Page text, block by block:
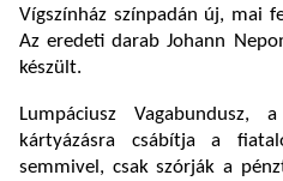
Vígszínház színpadán új, mai
Az eredeti darab Johann
készült.
Lumpáciusz Vagabundusz,
kártyázásra csábítja a
semmivel, csak szórják a